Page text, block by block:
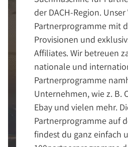
der DACH-Region.
Partnerprogramme mit
Provisionen und
Affiliates. Wir betreuen
nationale und
Partnerprogramme
Unternehmen, wie z. B.
Ebay und vielen mehr.
Partnerprogramme auf
findest du ganz einfach